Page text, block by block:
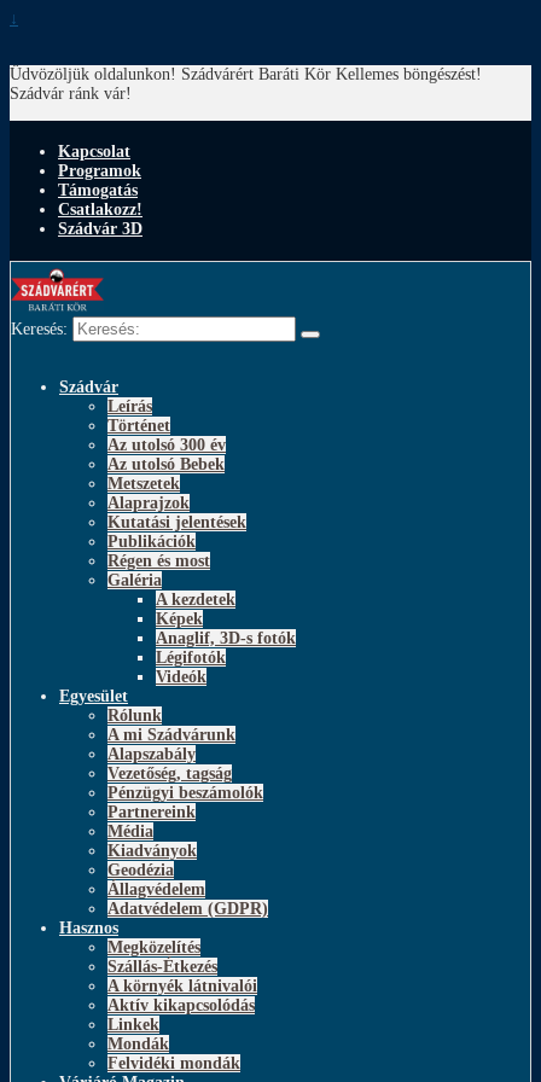
↓
Üdvözöljük oldalunkon! Szádvárért Baráti Kör Kellemes böngészést!
Szádvár ránk vár!
Kapcsolat
Programok
Támogatás
Csatlakozz!
Szádvár 3D
Keresés:
Szádvár
Leírás
Történet
Az utolsó 300 év
Az utolsó Bebek
Metszetek
Alaprajzok
Kutatási jelentések
Publikációk
Régen és most
Galéria
A kezdetek
Képek
Anaglif, 3D-s fotók
Légifotók
Videók
Egyesület
Rólunk
A mi Szádvárunk
Alapszabály
Vezetőség, tagság
Pénzügyi beszámolók
Partnereink
Média
Kiadványok
Geodézia
Állagvédelem
Adatvédelem (GDPR)
Hasznos
Megközelítés
Szállás-Étkezés
A környék látnivalói
Aktív kikapcsolódás
Linkek
Mondák
Felvidéki mondák